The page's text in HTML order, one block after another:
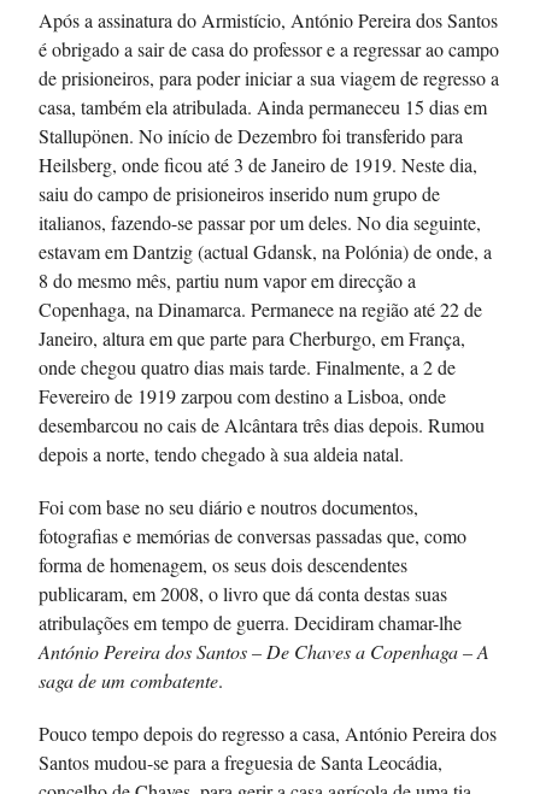
Após a assinatura do Armistício, António Pereira dos Santos
é obrigado a sair de casa do professor e a regressar ao campo
de prisioneiros, para poder iniciar a sua viagem de regresso a
casa, também ela atribulada. Ainda permaneceu 15 dias em
Stallupönen. No início de Dezembro foi transferido para
Heilsberg, onde ficou até 3 de Janeiro de 1919. Neste dia,
saiu do campo de prisioneiros inserido num grupo de
italianos, fazendo-se passar por um deles. No dia seguinte,
estavam em Dantzig (actual Gdansk, na Polónia) de onde, a
8 do mesmo mês, partiu num vapor em direcção a
Copenhaga, na Dinamarca. Permanece na região até 22 de
Janeiro, altura em que parte para Cherburgo, em França,
onde chegou quatro dias mais tarde. Finalmente, a 2 de
Fevereiro de 1919 zarpou com destino a Lisboa, onde
desembarcou no cais de Alcântara três dias depois. Rumou
depois a norte, tendo chegado à sua aldeia natal.
Foi com base no seu diário e noutros documentos,
fotografias e memórias de conversas passadas que, como
forma de homenagem, os seus dois descendentes
publicaram, em 2008, o livro que dá conta destas suas
atribulações em tempo de guerra. Decidiram chamar-lhe
António Pereira dos Santos – De Chaves a Copenhaga – A
saga de um combatente.
Pouco tempo depois do regresso a casa, António Pereira dos
Santos mudou-se para a freguesia de Santa Leocádia,